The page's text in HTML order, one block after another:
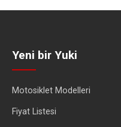
Yeni bir Yuki
Motosiklet Modelleri
Fiyat Listesi